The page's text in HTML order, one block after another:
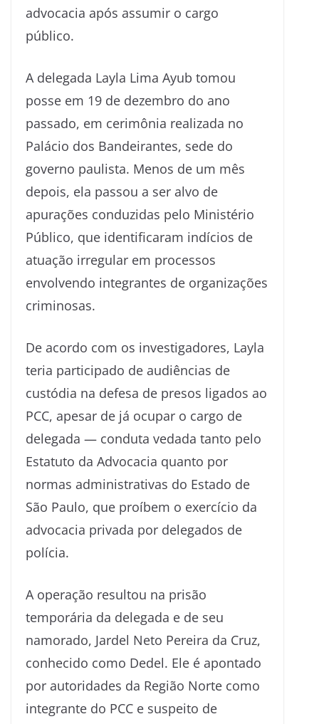
advocacia após assumir o cargo
público.
A delegada Layla Lima Ayub tomou
posse em 19 de dezembro do ano
passado, em cerimônia realizada no
Palácio dos Bandeirantes, sede do
governo paulista. Menos de um mês
depois, ela passou a ser alvo de
apurações conduzidas pelo Ministério
Público, que identificaram indícios de
atuação irregular em processos
envolvendo integrantes de organizações
criminosas.
De acordo com os investigadores, Layla
teria participado de audiências de
custódia na defesa de presos ligados ao
PCC, apesar de já ocupar o cargo de
delegada — conduta vedada tanto pelo
Estatuto da Advocacia quanto por
normas administrativas do Estado de
São Paulo, que proíbem o exercício da
advocacia privada por delegados de
polícia.
A operação resultou na prisão
temporária da delegada e de seu
namorado, Jardel Neto Pereira da Cruz,
conhecido como Dedel. Ele é apontado
por autoridades da Região Norte como
integrante do PCC e suspeito de